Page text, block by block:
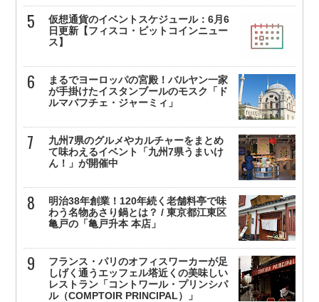
仮想通貨のイベントスケジュール：6月6
日更新【フィスコ・ビットコインニュー
ス】
まるでヨーロッパの宮殿！バルヤン一家
が手掛けたイスタンブールのモスク「ド
ルマバフチェ・ジャーミィ」
九州7県のグルメやカルチャーをまとめ
て味わえるイベント「九州7県うまいけ
ん！」が開催中
明治38年創業！120年続く老舗料亭で味
わう名物あさり鍋とは？ / 東京都江東区
亀戸の「亀戸升本 本店」
フランス・パリのオフィスワーカーが足
しげく通うエッフェル塔近くの美味しい
レストラン「コントワール・プリンシパ
ル（COMPTOIR PRINCIPAL）」